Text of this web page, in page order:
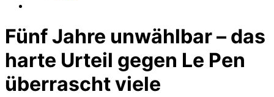
Fünf Jahre unwählbar – das
harte Urteil gegen Le Pen
überrascht viele